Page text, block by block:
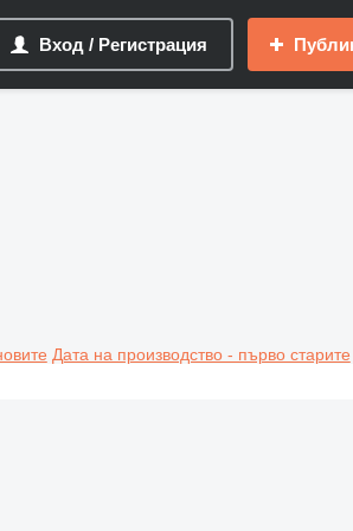
Вход / Регистрация
Дата на производство - първо старите